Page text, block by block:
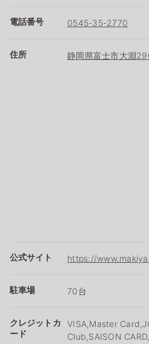
電話番号 0545-35-2770
住所 静岡県富士市大淵
公式サイト https://
駐車場 70台
クレジットカ
ード
VISA,Master
Club,SAISON